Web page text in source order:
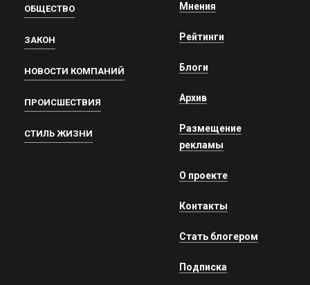
ОБЩЕСТВО
ЗАКОН
НОВОСТИ КОМПАНИЙ
ПРОИСШЕСТВИЯ
СТИЛЬ ЖИЗНИ
Мнения
Рейтинги
Блоги
Архив
Размещение
рекламы
О проекте
Контакты
Стать блогером
Подписка